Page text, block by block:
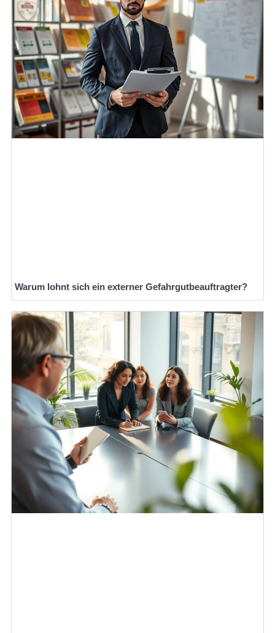
Warum lohnt sich ein externer Gefahrgutbeauftragter?